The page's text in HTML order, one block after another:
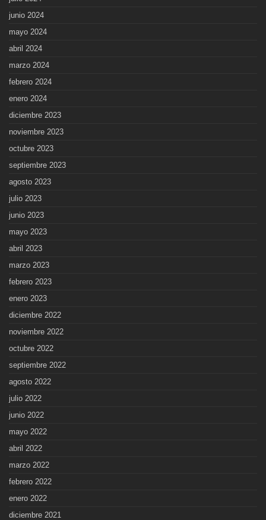
junio 2024
mayo 2024
abril 2024
marzo 2024
febrero 2024
enero 2024
diciembre 2023
noviembre 2023
octubre 2023
septiembre 2023
agosto 2023
julio 2023
junio 2023
mayo 2023
abril 2023
marzo 2023
febrero 2023
enero 2023
diciembre 2022
noviembre 2022
octubre 2022
septiembre 2022
agosto 2022
julio 2022
junio 2022
mayo 2022
abril 2022
marzo 2022
febrero 2022
enero 2022
diciembre 2021